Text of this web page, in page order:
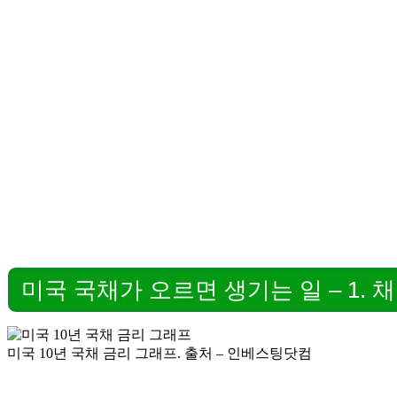
미국 국채가 오르면 생기는 일 – 1.
미국 10년 국채 금리 그래프. 출처 – 인베스팅닷컴